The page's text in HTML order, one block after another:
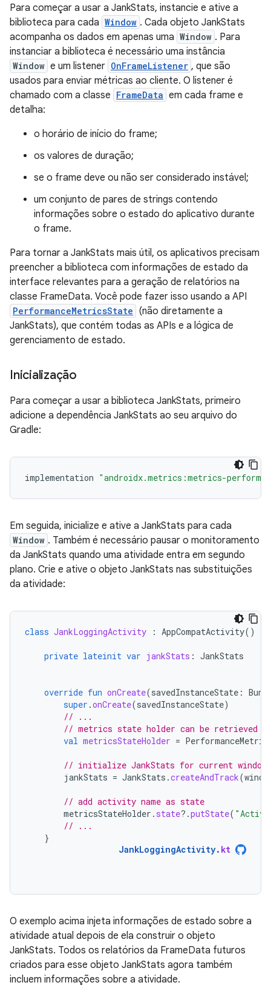
Para começar a usar a JankStats, instancie e ative a
biblioteca para cada Window . Cada objeto JankStats
acompanha os dados em apenas uma Window . Para
instanciar a biblioteca é necessário uma instância
Window e um listener OnFrameListener , que são
usados para enviar métricas ao cliente. O listener é
chamado com a classe FrameData em cada frame e
detalha:
o horário de início do frame;
os valores de duração;
se o frame deve ou não ser considerado instável;
um conjunto de pares de strings contendo
informações sobre o estado do aplicativo durante
o frame.
Para tornar a JankStats mais útil, os aplicativos precisam
preencher a biblioteca com informações de estado da
interface relevantes para a geração de relatórios na
classe FrameData. Você pode fazer isso usando a API
PerformanceMetricsState (não diretamente a
JankStats), que contém todas as APIs e a lógica de
gerenciamento de estado.
Inicialização
Para começar a usar a biblioteca JankStats, primeiro
adicione a dependência JankStats ao seu arquivo do
Gradle:
implementation "androidx.metrics:metrics-
Em seguida, inicialize e ative a JankStats para cada
Window . Também é necessário pausar o monitoramento
da JankStats quando uma atividade entra em segundo
plano. Crie e ative o objeto JankStats nas substituições
da atividade:
class JankLoggingActivity : AppCompatActivity()
private lateinit var jankStats : JankStats
override fun onCreate(savedInstanceState :
super .onCreate(savedInstanceState)
// ...
// metrics state holder can be retrieved
val metricsStateHolder =
// initialize JankStats for current window
jankStats = JankStats .createAndTrack(
// add activity name as state
metricsStateHolder . state?.putState(
// ...
}
JankLoggingActivity. kt
O exemplo acima injeta informações de estado sobre a
atividade atual depois de ela construir o objeto
JankStats. Todos os relatórios da FrameData futuros
criados para esse objeto JankStats agora também
incluem informações sobre a atividade.